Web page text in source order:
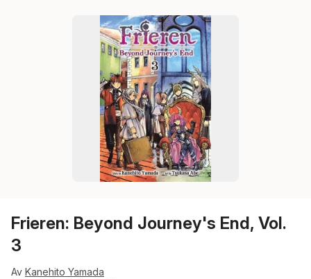
Frieren: Beyond Journey's End, Vol.
3
Av Kanehito Yamada